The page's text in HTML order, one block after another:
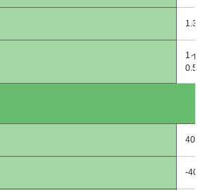
1.33
1イ
0.5イ
40°F
-